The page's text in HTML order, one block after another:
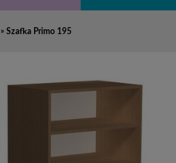
» Szafka Primo 195